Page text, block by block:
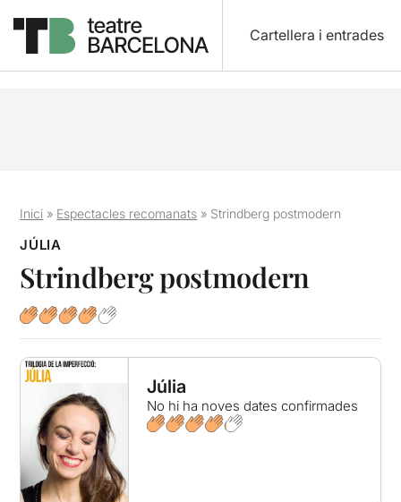
Cartellera i entrades
Inici » Espectacles recomanats » Strindberg postmodern
JÚLIA
Strindberg postmodern
Júlia
No hi ha noves dates confirmades